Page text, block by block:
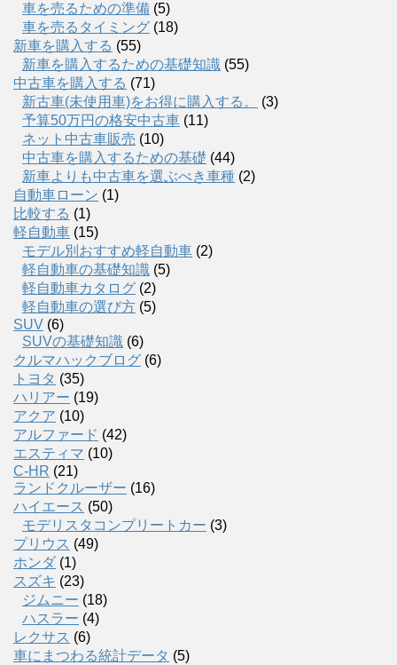
車を売るための準備 (5)
車を売るタイミング (18)
新車を購入する (55)
新車を購入するための基礎知識 (55)
中古車を購入する (71)
新古車(未使用車)をお得に購入する。
(3)
予算50万円の格安中古車 (11)
ネット中古車販売 (10)
中古車を購入するための基礎 (44)
新車よりも中古車を選ぶべき車種 (2)
自動車ローン (1)
比較する (1)
軽自動車 (15)
モデル別おすすめ軽自動車 (2)
軽自動車の基礎知識 (5)
軽自動車カタログ (2)
軽自動車の選び方 (5)
SUV (6)
SUVの基礎知識 (6)
クルマハックブログ (6)
トヨタ (35)
ハリアー (19)
アクア (10)
アルファード (42)
エスティマ (10)
C-HR (21)
ランドクルーザー (16)
ハイエース (50)
モデリスタコンプリートカー (3)
プリウス (49)
ホンダ (1)
スズキ (23)
ジムニー (18)
ハスラー (4)
レクサス (6)
車にまつわる統計データ (5)